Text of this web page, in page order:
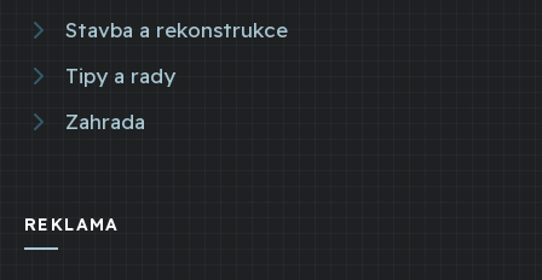
Stavba a rekonstrukce
Tipy a rady
Zahrada
REKLAMA